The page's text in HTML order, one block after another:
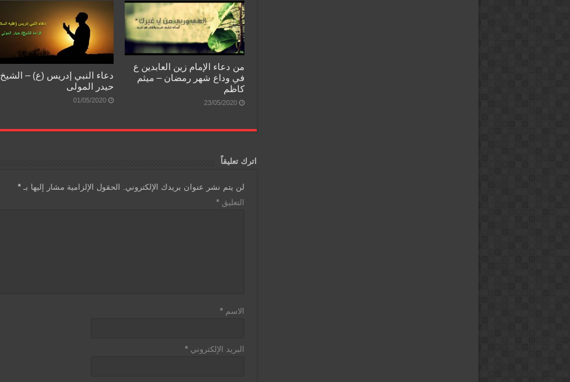
من دعاء الإمام زين العابدين ع
في وداع شهر رمضان – ميثم
كاظم
23/05/2020
دعاء النبي إدريس (ع) – الشيخ
حيدر المولى
01/05/2020
اترك تعليقاً
لن يتم نشر عنوان بريدك الإلكتروني. الحقول الإلزامية مشار إليها بـ*
التعليق*
الاسم*
البريد الإلكتروني*